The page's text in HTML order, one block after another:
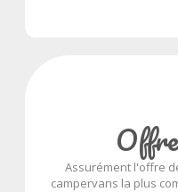
Assurément l'offre
campervans la plus